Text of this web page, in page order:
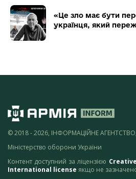
«Це зло має бути
українця, який
© 2018 - 2026, ІНФОРМАЦІЙНЕ АГЕНТСТВО,
Міністерство оборони України
Контент доступний за ліцензією
International license якщо не